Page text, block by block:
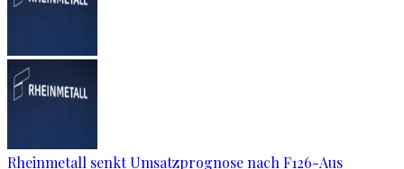
Rheinmetall senkt Umsatzprognose nach F126-Aus